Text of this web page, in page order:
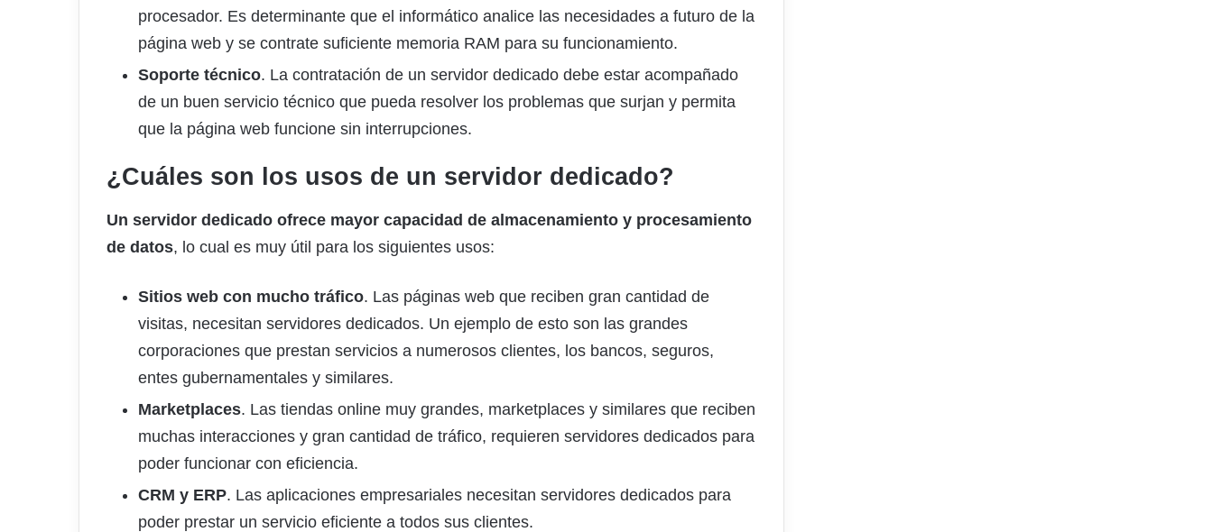
procesador. Es determinante que el informático analice las necesidades a futuro de la
página web y se contrate suficiente memoria RAM para su funcionamiento.
Soporte técnico. La contratación de un servidor dedicado debe estar acompañado
de un buen servicio técnico que pueda resolver los problemas que surjan y permita
que la página web funcione sin interrupciones.
¿Cuáles son los usos de un servidor dedicado?
Un servidor dedicado ofrece mayor capacidad de almacenamiento y procesamiento
de datos, lo cual es muy útil para los siguientes usos:
Sitios web con mucho tráfico. Las páginas web que reciben gran cantidad de
visitas, necesitan servidores dedicados. Un ejemplo de esto son las grandes
corporaciones que prestan servicios a numerosos clientes, los bancos, seguros,
entes gubernamentales y similares.
Marketplaces. Las tiendas online muy grandes, marketplaces y similares que reciben
muchas interacciones y gran cantidad de tráfico, requieren servidores dedicados para
poder funcionar con eficiencia.
CRM y ERP. Las aplicaciones empresariales necesitan servidores dedicados para
poder prestar un servicio eficiente a todos sus clientes.